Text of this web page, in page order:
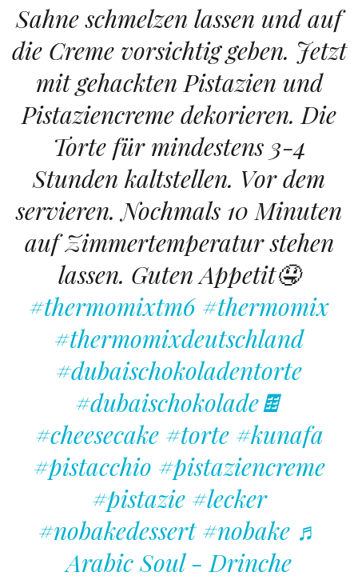
Sahne schmelzen lassen und auf
die Creme vorsichtig geben. Jetzt
mit gehackten Pistazien und
Pistaziencreme dekorieren. Die
Torte für mindestens 3-4
Stunden kaltstellen. Vor dem
servieren. Nochmals 10 Minuten
auf Zimmertemperatur stehen
lassen. Guten Appetit🤤
#thermomixtm6 #thermomix
#thermomixdeutschland
#dubaischokoladentorte
#dubaischokolade🍫
#cheesecake #torte #kunafa
#pistacchio #pistaziencreme
#pistazie #lecker
#nobakedessert #nobake ♬
Arabic Soul - Drinche